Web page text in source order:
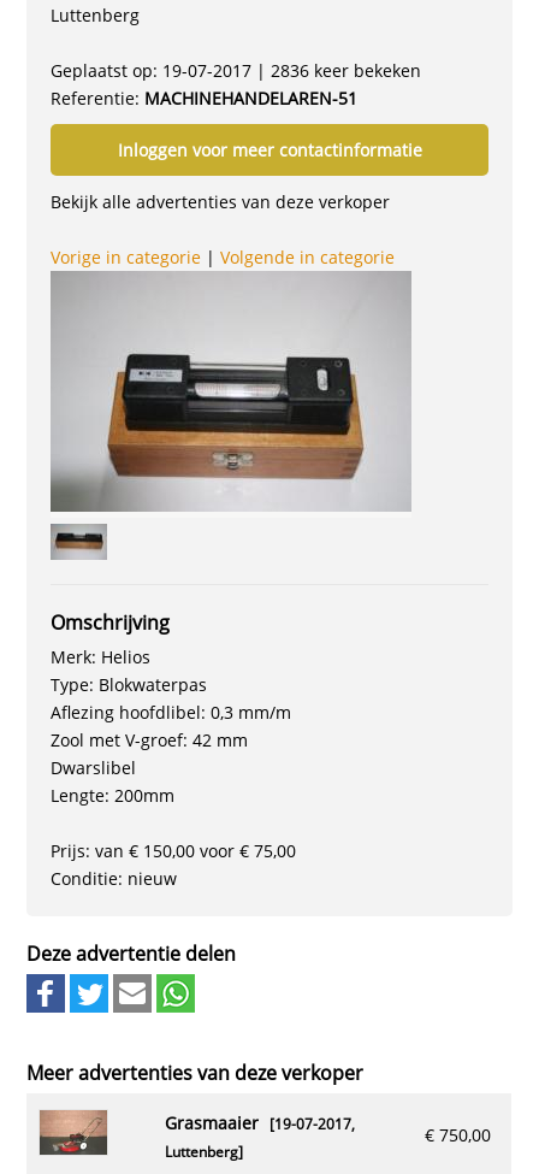
Luttenberg
Geplaatst op: 19-07-2017 | 2836 keer bekeken
Referentie: MACHINEHANDELAREN-51
Inloggen voor meer contactinformatie
Bekijk alle advertenties van deze verkoper
Vorige in categorie |Volgende in categorie
Omschrijving
Merk: Helios
Type: Blokwaterpas
Aflezing hoofdlibel: 0,3 mm/m
Zool met V-groef: 42 mm
Dwarslibel
Lengte: 200mm
Prijs: van € 150,00 voor € 75,00
Conditie: nieuw
Deze advertentie delen
Meer advertenties van deze verkoper
€ 750,00
grasmaaier[19-07-2017,
Luttenberg]